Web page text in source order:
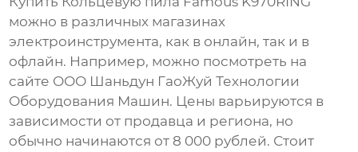
можно в различных магазинах
электроинструмента, как в онлайн, так и в
офлайн. Например, можно посмотреть на
сайте ООО Шаньдун ГаоЖуй Технологии
Оборудования Машин. Цены варьируются в
зависимости от продавца и региона, но
обычно начинаются от 8 000 рублей. Стоит